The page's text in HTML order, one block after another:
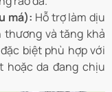
má): Hỗ trợ làm dịu
và tăng khả
biệt phù hợp với
hoặc da đang chịu